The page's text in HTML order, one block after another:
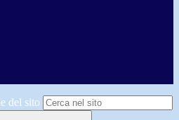
del sito